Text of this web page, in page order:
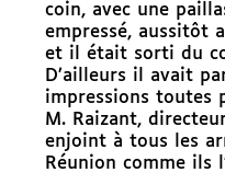
coin, avec une
empressé, aussitôt
et il était sorti du
D’ailleurs il avait
impressions toutes
M. Raizant,
enjoint à tous les
Réunion comme ils